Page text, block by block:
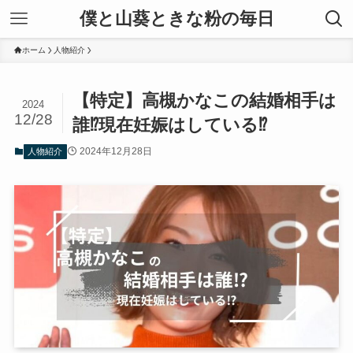
僕と山葵ときな粉の毎日
ホーム 人物紹介
【特定】高槻かなこの結婚相手は
誰⁉現在妊娠はしている⁉
2024
12/28
人物紹介 2024年12月28日